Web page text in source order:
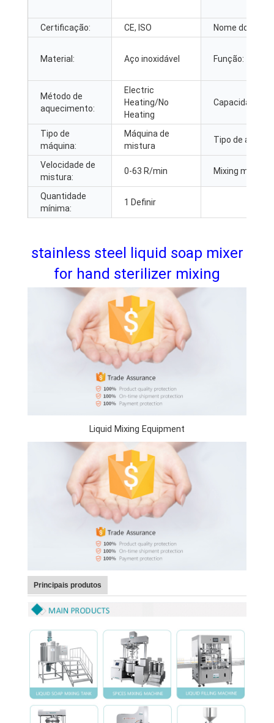
Certificação: CE, ISO Nome do
Material: Aço inoxidável Função:
Método de
aquecimento:
Electric
Heating/No
Heating
Capacidade:
Tipo de
máquina:
Máquina de
mistura
Tipo de
Velocidade de
mistura:
0-63 R/min Mixing motor
Quantidade
mínima:
1 Definir
stainless steel liquid soap mixer
for hand sterilizer mixing
Liquid Mixing Equipment
Principais produtos